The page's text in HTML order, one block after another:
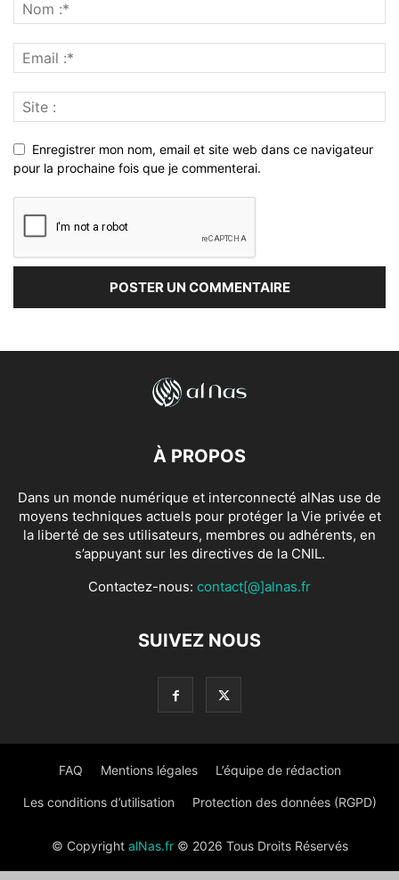
Enregistrer mon nom, email et site web dans ce navigateur
pour la prochaine fois que je commenterai.
À PROPOS
Dans un monde numérique et interconnecté alNas use de
moyens techniques actuels pour protéger la Vie privée et
la liberté de ses utilisateurs, membres ou adhérents, en
s’appuyant sur les directives de la CNIL.
Contactez-nous: contact[@]alnas.fr
SUIVEZ NOUS
FAQ Mentions légales L’équipe de rédaction
Les conditions d’utilisation Protection des données (RGPD)
© Copyright alNas.fr© 2026 Tous Droits Réservés